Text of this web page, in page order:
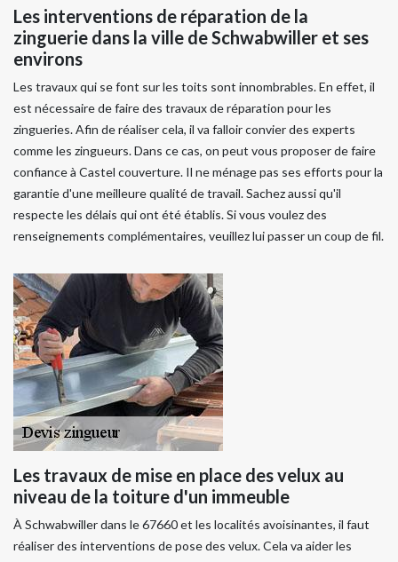
Les interventions de réparation de la
zinguerie dans la ville de Schwabwiller et ses
environs
Les travaux qui se font sur les toits sont innombrables. En effet, il
est nécessaire de faire des travaux de réparation pour les
zingueries. Afin de réaliser cela, il va falloir convier des experts
comme les zingueurs. Dans ce cas, on peut vous proposer de faire
confiance à Castel couverture. Il ne ménage pas ses efforts pour la
garantie d'une meilleure qualité de travail. Sachez aussi qu'il
respecte les délais qui ont été établis. Si vous voulez des
renseignements complémentaires, veuillez lui passer un coup de fil.
Les travaux de mise en place des velux au
niveau de la toiture d'un immeuble
À Schwabwiller dans le 67660 et les localités avoisinantes, il faut
réaliser des interventions de pose des velux. Cela va aider les